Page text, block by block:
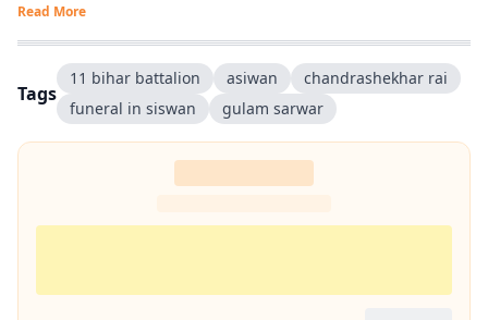
Read More
Tags
11 bihar battalion asiwan
chandrashekhar rai
funeral in siswan
gulam sarwar